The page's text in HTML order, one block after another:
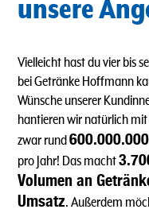
unsere
Vielleicht hast du vier bis
bei Getränke Hoffmann
Wünsche unserer
hantieren wir natürlich
zwar rund
pro Jahr! Das macht
Volumen an
Umsatz. Außerdem